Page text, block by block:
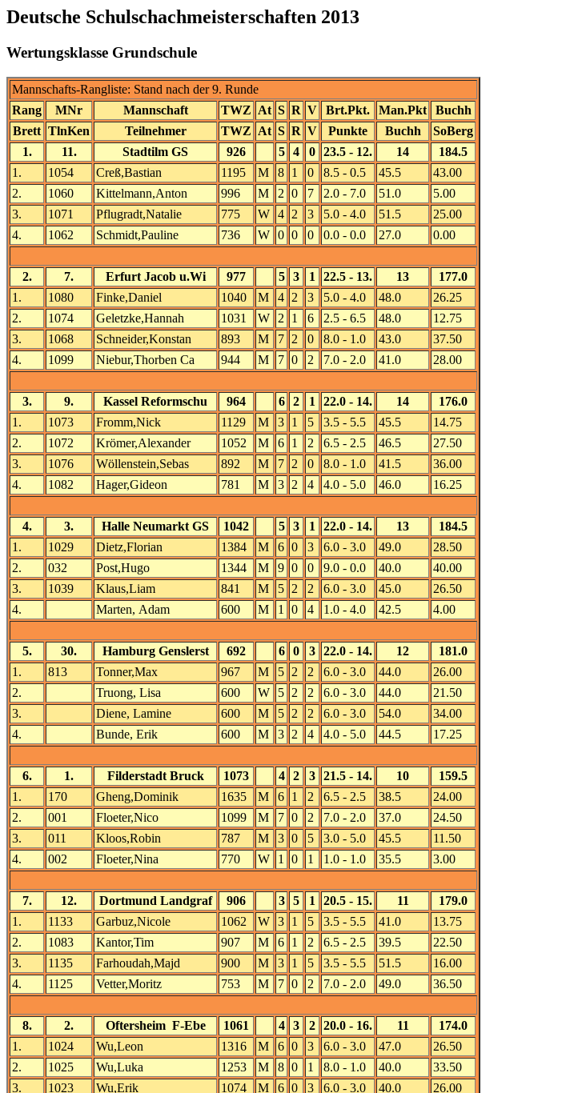
Deutsche Schulschachmeisterschaften 2013
Wertungsklasse Grundschule
Mannschafts-Rangliste: Stand nach der 9. Runde
Rang
MNr Mannschaft TWZ At S R V Brt.Pkt. Man.Pkt
Buchh
Brett TlnKen Teilnehmer TWZ At S R V Punkte Buchh
SoBerg
1.
11. Stadtilm GS 926 5 4 0 23.5 - 12. 14
184.5
1.
1054 Creß,Bastian 1195 M 8 1 0 8.5 - 0.5 45.5
43.00
2.
1060 Kittelmann,Anton 996 M 2 0 7 2.0 - 7.0 51.0
5.00
3.
1071 Pflugradt,Natalie 775 W 4 2 3 5.0 - 4.0 51.5
25.00
4.
1062 Schmidt,Pauline 736 W 0 0 0 0.0 - 0.0 27.0 0.00
2. 7. Erfurt Jacob u.Wi 977 5 3 1 22.5 - 13. 13
177.0
1.
1080 Finke,Daniel 1040 M 4 2 3 5.0 - 4.0 48.0
26.25
2.
1074 Geletzke,Hannah 1031 W 2 1 6 2.5 - 6.5 48.0
12.75
3.
1068 Schneider,Konstan 893 M 7 2 0 8.0 - 1.0 43.0
37.50
4.
1099 Niebur,Thorben Ca 944 M 7 0 2 7.0 - 2.0 41.0 28.00
3. 9. Kassel Reformschu 964 6 2 1 22.0 - 14. 14
176.0
1.
1073 Fromm,Nick 1129 M 3 1 5 3.5 - 5.5 45.5
14.75
2.
1072 Krömer,Alexander 1052 M 6 1 2 6.5 - 2.5 46.5
27.50
3.
1076 Wöllenstein,Sebas 892 M 7 2 0 8.0 - 1.0 41.5
36.00
4.
1082 Hager,Gideon 781 M 3 2 4 4.0 - 5.0 46.0 16.25
4. 3. Halle Neumarkt GS 1042 5 3 1 22.0 - 14. 13
184.5
1.
1029 Dietz,Florian 1384 M 6 0 3 6.0 - 3.0 49.0
28.50
2.
032 Post,Hugo 1344 M 9 0 0 9.0 - 0.0 40.0
40.00
3.
1039 Klaus,Liam 841 M 5 2 2 6.0 - 3.0 45.0
26.50
4.
Marten, Adam 600 M 1 0 4 1.0 - 4.0 42.5 4.00
5. 30. Hamburg Genslerst 692 6 0 3 22.0 - 14. 12
181.0
1.
813 Tonner,Max 967 M 5 2 2 6.0 - 3.0 44.0
26.00
2.
Truong, Lisa 600 W 5 2 2 6.0 - 3.0 44.0
21.50
3.
Diene, Lamine 600 M 5 2 2 6.0 - 3.0 54.0
34.00
4.
Bunde, Erik 600 M 3 2 4 4.0 - 5.0 44.5 17.25
6. 1. Filderstadt Bruck 1073 4 2 3 21.5 - 14. 10
159.5
1.
170 Gheng,Dominik 1635 M 6 1 2 6.5 - 2.5 38.5
24.00
2.
001 Floeter,Nico 1099 M 7 0 2 7.0 - 2.0 37.0
24.50
3.
011 Kloos,Robin 787 M 3 0 5 3.0 - 5.0 45.5
11.50
4.
002 Floeter,Nina 770 W 1 0 1 1.0 - 1.0 35.5 3.00
7. 12. Dortmund Landgraf 906 3 5 1 20.5 - 15. 11
179.0
1.
1133 Garbuz,Nicole 1062 W 3 1 5 3.5 - 5.5 41.0
13.75
2.
1083 Kantor,Tim 907 M 6 1 2 6.5 - 2.5 39.5
22.50
3.
1135 Farhoudah,Majd 900 M 3 1 5 3.5 - 5.5 51.5
16.00
4.
1125 Vetter,Moritz 753 M 7 0 2 7.0 - 2.0 49.0 36.50
8. 2. Oftersheim F-Ebe 1061 4 3 2 20.0 - 16. 11
174.0
1.
1024 Wu,Leon 1316 M 6 0 3 6.0 - 3.0 47.0
26.50
2.
1025 Wu,Luka 1253 M 8 0 1 8.0 - 1.0 40.0
33.50
3.
1023 Wu,Erik 1074 M 6 0 3 6.0 - 3.0 40.0
26.00